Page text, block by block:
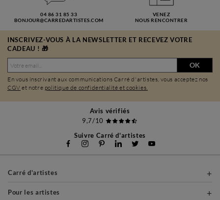
04 86 31 85 33
BONJOUR@CARREDARTISTES.COM
VENEZ
NOUS RENCONTRER
INSCRIVEZ-VOUS À LA NEWSLETTER ET RECEVEZ VOTRE
CADEAU ! 🎁
OK
En vous inscrivant aux communications Carré d'artistes, vous acceptez nos
CGV et notre politique de confidentialité et cookies.
Avis vérifiés
9,7/10
Suivre Carré d'artistes
Carré d'artistes
Pour les artistes